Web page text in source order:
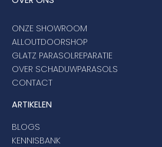
ONZE SHOWROOM
ALLOUTDOORSHOP
GLATZ PARASOLREPARATIE
OVER SCHADUWPARASOLS
CONTACT
ARTIKELEN
BLOGS
KENNISBANK